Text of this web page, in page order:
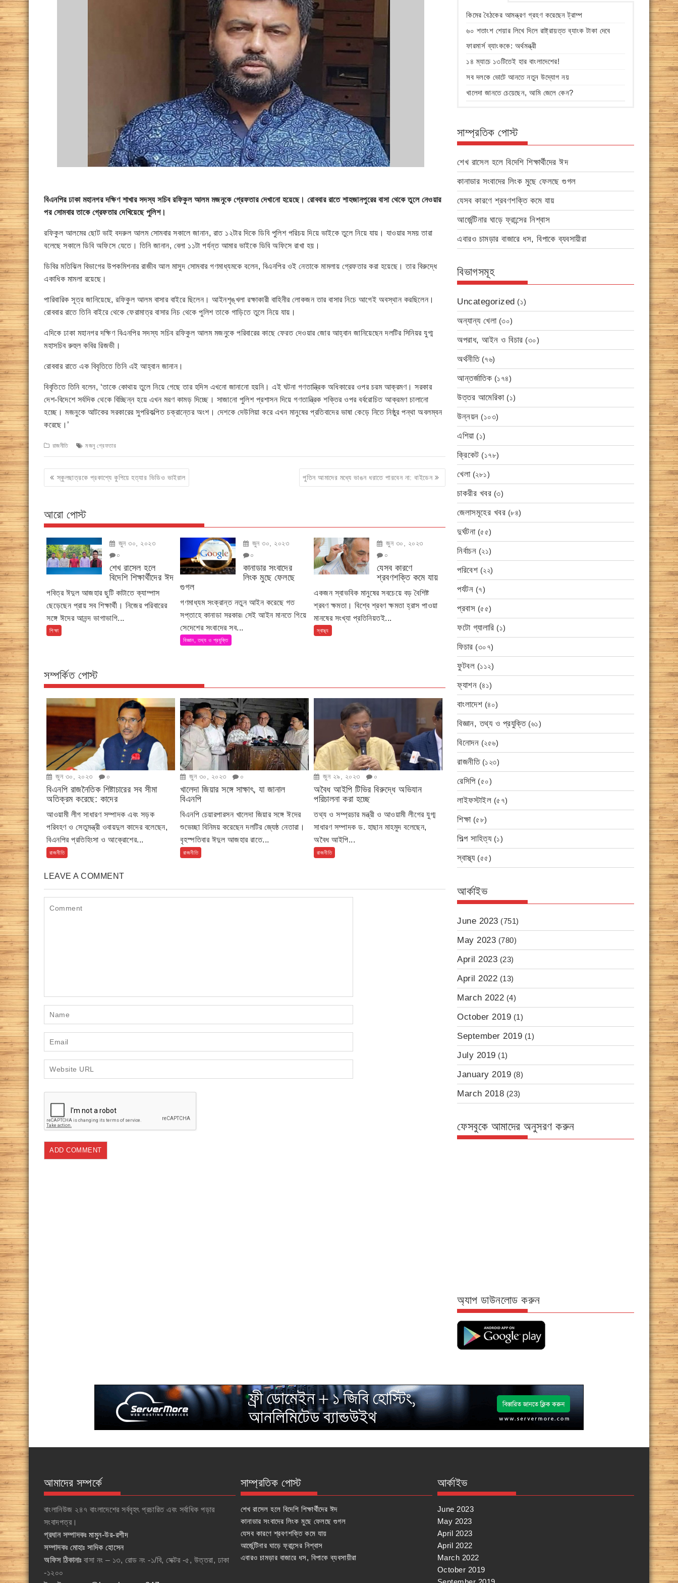
বিএনপির ঢাকা মহানগর দক্ষিণ শাখার সদস্য সচিব রফিকুল আলম মজনুকে গ্রেফতার দেখানো হয়েছে। রোববার রাতে শাহজানপুরের বাসা থেকে তুলে নেওয়ার
পর সোমবার তাকে গ্রেফতার দেখিয়েছে পুলিশ।
রফিকুল আলমের ছোট ভাই বদরুল আলম সোমবার সকালে জানান, রাত ১২টার দিকে ডিবি পুলিশ পরিচয় দিয়ে ভাইকে তুলে নিয়ে যায়। যাওয়ার সময় তারা
বলেছে সকালে ডিবি অফিসে যেতে। তিনি জানান, বেলা ১১টা পর্যন্ত আমার ভাইকে ডিবি অফিসে রাখা হয়।
ডিবির মতিঝিল বিভাগের উপকমিশনার রাজীব আল মাসুদ সোমবার গণমাধ্যমকে বলেন, বিএনপির ওই নেতাকে মামলায় গ্রেফতার করা হয়েছে। তার বিরুদ্ধে
একাধিক মামলা রয়েছে।
পারিবারিক সূত্র জানিয়েছে, রফিকুল আলম বাসার বাইরে ছিলেন। আইনশৃঙ্খলা রক্ষাকারী বাহিনীর লোকজন তার বাসার নিচে আগেই অবস্থান করছিলেন।
রোববার রাতে তিনি বাইরে থেকে ফেরামাত্র বাসার নিচ থেকে পুলিশ তাকে গাড়িতে তুলে নিয়ে যায়।
এদিকে ঢাকা মহানগর দক্ষিণ বিএনপির সদস্য সচিব রফিকুল আলম মজনুকে পরিবারের কাছে ফেরত দেওয়ার জোর আহ্বান জানিয়েছেন দলটির সিনিয়র যুগ্ম
মহাসচিব রুহুল কবির রিজভী।
রোববার রাতে এক বিবৃতিতে তিনি এই আহ্বান জানান।
বিবৃতিতে তিনি বলেন, ‘তাকে কোথায় তুলে নিয়ে গেছে তার হদিস এখনো জানানো হয়নি। এই ঘটনা গণতান্ত্রিক অধিকারের ওপর চরম আক্রমণ। সরকার
দেশ-বিদেশে সর্বদিক থেকে বিচ্ছিন্ন হয়ে এখন মরণ কামড় দিচ্ছে। সাজানো পুলিশ প্রশাসন দিয়ে গণতান্ত্রিক শক্তির ওপর বর্বরোচিত আক্রমণ চালানো
হচ্ছে। মজনুকে আটকের সরকারের সুপরিকল্পিত চক্রান্তের অংশ। দেশকে দেউলিয়া করে এখন মানুষের প্রতিবাদের ভাষা কেড়ে নিতে নিষ্ঠুর পন্থা অবলম্বন
করেছে।’
রাজনীতি মজনু গ্রেফতার
Post
navigation
স্কুলছাত্রকে প্রকাশ্যে কুপিয়ে হত্যার ভিডিও ভাইরাল পুতিন আমাদের মধ্যে ভাঙন ধরাতে পারবেন না: বাইডেন
আরো পোস্ট
জুন ৩০, ২০২৩
০
শেখ রাসেল হলে
বিদেশি শিক্ষার্থীদের ঈদ
পবিত্র ঈদুল আজহার ছুটি কাটাতে ক্যাম্পাস
ছেড়েছেন প্রায় সব শিক্ষার্থী। নিজের পরিবারের
সঙ্গে ঈদের আনন্দ ভাগাভাগি...
শিক্ষা
জুন ৩০, ২০২৩
০
কানাডার সংবাদের
লিংক মুছে ফেলছে
গুগল
গণমাধ্যম সংক্রান্ত নতুন আইন করেছে গত
সপ্তাহে কানাডা সরকার৷ সেই আইন মানতে গিয়ে
সেদেশের সংবাদের সব...
বিজ্ঞান, তথ্য ও প্রযুক্তি
জুন ৩০, ২০২৩
০
যেসব কারণে
শ্রবণশক্তি কমে যায়
একজন স্বাভবিক মানুষের সবচেয়ে বড় বৈশিষ্ট
শ্রবণ ক্ষমতা। বিশ্বে শ্রবণ ক্ষমতা হ্রাস পাওয়া
মানষের সংখ্যা প্রতিনিয়তই...
স্বাস্থ্য
সম্পর্কিত পোস্ট
জুন ৩০, ২০২৩ ০
বিএনপি রাজনৈতিক শিষ্টাচারের সব সীমা
অতিক্রম করেছে: কাদের
আওয়ামী লীগ সাধারণ সম্পাদক এবং সড়ক
পরিবহণ ও সেতুমন্ত্রী ওবায়দুল কাদের বলেছেন,
বিএনপির প্রতিহিংসা ও আক্রোশের...
রাজনীতি
জুন ৩০, ২০২৩ ০
খালেদা জিয়ার সঙ্গে সাক্ষাৎ, যা জানাল
বিএনপি
বিএনপি চেয়ারপারসন খালেদা জিয়ার সঙ্গে ঈদের
শুভেচ্ছা বিনিময় করেছেন দলটির জ্যেষ্ঠ নেতারা।
বৃহস্পতিবার ঈদুল আজহার রাতে...
রাজনীতি
জুন ২৯, ২০২৩ ০
অবৈধ আইপি টিভির বিরুদ্ধে অভিযান
পরিচালনা করা হচ্ছে
তথ্য ও সম্প্রচার মন্ত্রী ও আওয়ামী লীগের যুগ্ম
সাধারণ সম্পাদক ড. হাছান মাহমুদ বলেছেন,
অবৈধ আইপি...
রাজনীতি
LEAVE A COMMENT
কিমের বৈঠকের আমন্ত্রণ গ্রহণ করেছেন ট্রাম্প
৬০ শতাংশ শেয়ার লিখে দিলে রাষ্ট্রায়ত্ত ব্যাংক টাকা দেবে
ফারমার্স ব্যাংককে: অর্থমন্ত্রী
১৪ ম্যাচে ১৩টিতেই হার বাংলাদেশের!
সব দলকে ভোটে আনতে নতুন উদ্যোগ নয়
খালেদা জানতে চেয়েছেন, আমি জেলে কেন?
সাম্প্রতিক পোস্ট
শেখ রাসেল হলে বিদেশি শিক্ষার্থীদের ঈদ
কানাডার সংবাদের লিংক মুছে ফেলছে গুগল
যেসব কারণে শ্রবণশক্তি কমে যায়
আর্জেন্টিনার ঘাড়ে ফ্রান্সের নিশ্বাস
এবারও চামড়ার বাজারে ধস, বিপাকে ব্যবসায়ীরা
বিভাগসমূহ
Uncategorized (১)
অন্যান্য খেলা(৩০)
অপরাধ, আইন ও বিচার (৩০)
অর্থনীতি(৭৬)
আন্তর্জাতিক (১৭৪)
উত্তর আমেরিকা(১)
উন্নয়ন (১০৩)
এশিয়া(১)
ক্রিকেট (১৭৮)
খেলা(২৮১)
চাকরীর খবর (৩)
জেলাসমূহের খবর (৮৪)
দুর্ঘটনা(৫৫)
নির্বাচন (২১)
পরিবেশ (২২)
পর্যটন (৭)
প্রবাস (৫৫)
ফটো গ্যালারি (১)
ফিচার (৩০৭)
ফুটবল (১১২)
ফ্যাশন (৪১)
বাংলাদেশ (৪০)
বিজ্ঞান, তথ্য ও প্রযুক্তি(৬১)
বিনোদন (২৫৬)
রাজনীতি(১২৩)
রেসিপি(৫০)
লাইফস্টাইল (৫৭)
শিক্ষা(৫৮)
শিল্প সাহিত্য(১)
স্বাস্থ্য(৫৫)
আর্কাইভ
June 2023 (751)
May 2023 (780)
April 2023 (23)
April 2022 (13)
March 2022 (4)
October 2019 (1)
September 2019 (1)
July 2019 (1)
January 2019 (8)
March 2018 (23)
ফেসবুকে আমাদের অনুসরণ করুন
অ্যাপ ডাউনলোড করুন
আমাদের সম্পর্কে
বাংলানিউজ ২৪৭ বাংলাদেশের সর্ববৃহৎ প্রচারিত এবং সর্বাধিক পড়ার
সংবাদপত্র।
প্রধান সম্পাদকঃ মামুন-উর-রশীদ
সম্পাদকঃ মোহাঃ সাদিক হোসেন
অফিস ঠিকানাঃবাসা নং – ১৩, রোড নং -১/বি, সেক্টর -৫, উত্তরা, ঢাকা
-১২০০
সাম্প্রতিক পোস্ট
শেখ রাসেল হলে বিদেশি শিক্ষার্থীদের ঈদ
কানাডার সংবাদের লিংক মুছে ফেলছে গুগল
যেসব কারণে শ্রবণশক্তি কমে যায়
আর্জেন্টিনার ঘাড়ে ফ্রান্সের নিশ্বাস
এবারও চামড়ার বাজারে ধস, বিপাকে ব্যবসায়ীরা
আর্কাইভ
June 2023
May 2023
April 2023
April 2022
March 2022
October 2019